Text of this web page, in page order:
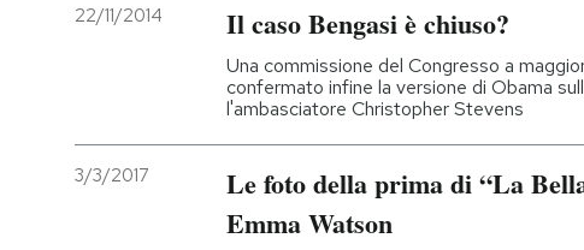
22/11/2014 Il caso Bengasi è chiuso?
Una commissione del Congresso a
confermato infine la versione di Obama
l'ambasciatore Christopher Stevens
3/3/2017
Le foto della prima di “La
Emma Watson